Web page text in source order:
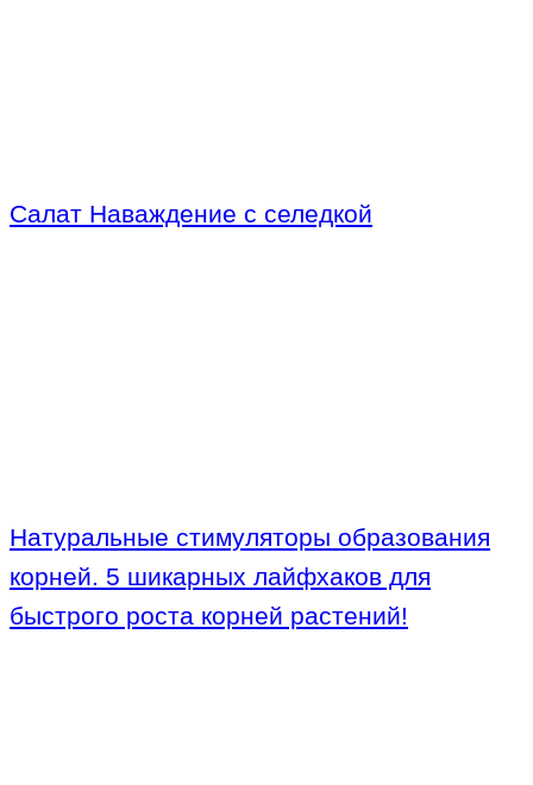
Салат Наваждение с селедкой
Натуральные стимуляторы образования
корней. 5 шикарных лайфхаков для
быстрого роста корней растений!